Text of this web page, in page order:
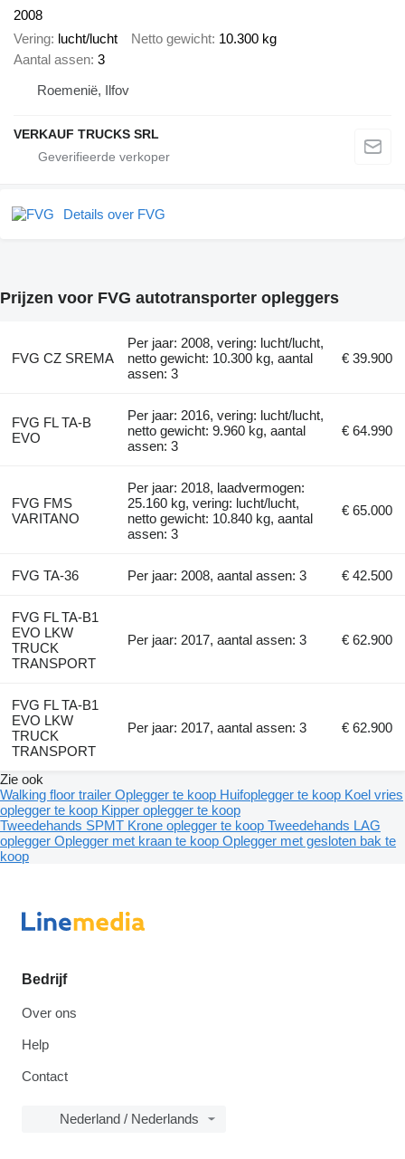
2008
Vering lucht/lucht Netto gewicht 10.300 kg
Aantal assen 3
Roemenië, Ilfov
VERKAUF TRUCKS SRL
Details over FVG
Prijzen voor FVG autotransporter opleggers
FVG CZ SREMA
Per jaar: 2008, vering: lucht/lucht,
netto gewicht: 10.300 kg, aantal
assen: 3
€ 39.900
FVG FL TA-B
EVO
Per jaar: 2016, vering: lucht/lucht,
netto gewicht: 9.960 kg, aantal
assen: 3
€ 64.990
FVG FMS
VARITANO
Per jaar: 2018, laadvermogen:
25.160 kg, vering: lucht/lucht,
netto gewicht: 10.840 kg, aantal
assen: 3
€ 65.000
FVG TA-36 Per jaar: 2008, aantal assen: 3 € 42.500
FVG FL TA-B1
EVO LKW
TRUCK
TRANSPORT
Per jaar: 2017, aantal assen: 3 € 62.900
FVG FL TA-B1
EVO LKW
TRUCK
TRANSPORT
Per jaar: 2017, aantal assen: 3 € 62.900
Zie ook
Walking floor trailer Oplegger te koop Huifoplegger te koop Koel vries
oplegger te koop Kipper oplegger te koop
Tweedehands SPMT Krone oplegger te koop Tweedehands LAG
oplegger Oplegger met kraan te koop Oplegger met gesloten bak te
koop
Bedrijf
Over ons
Help
Contact
Nederland / Nederlands